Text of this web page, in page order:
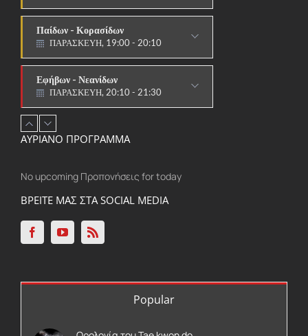
ΑΓΩΝΙΣΤΙΚΟ
Εφήβων - Νεανίδων
ΠΑΡΑΣΚΕΥΗ, 20:10 - 21:30
ΑΓΩΝΙΣΤΙΚΟ
Ανδρών - Γυναικών
ΠΑΡΑΣΚΕΥΗ, 20:15 - 21:30
ΑΓΩΝΙΣΤΙΚΟ
Aρχάριοι
ΠΑΡΑΣΚΕΥΗ, 17:00 - 18:00
Παίδων - Κορασίδων
ΑΥΡΙΑΝΟ ΠΡΟΓΡΑΜΜΑ
No upcoming Προπονήσεις for today
ΒΡΕΙΤΕ ΜΑΣ ΣΤΑ SOCIAL MEDIA
Popular